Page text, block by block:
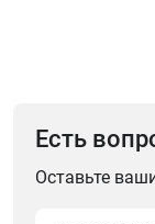
Есть
Оставьте